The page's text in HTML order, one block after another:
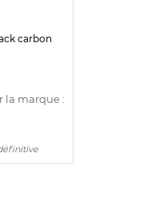
carbon
la marque :